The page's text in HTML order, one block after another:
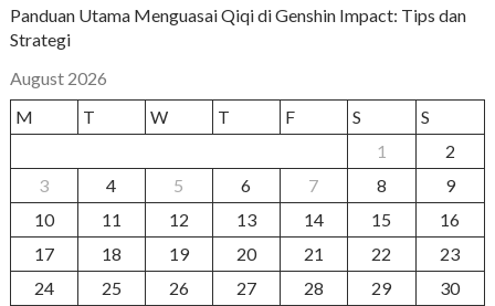
Panduan Utama Menguasai Qiqi di Genshin Impact: Tips dan
Strategi
August 2026
M
T W T F S
S
1
2
3
4 5 6 7 8
9
10
11 12 13 14 15
16
17
18 19 20 21 22
23
24
25 26 27 28 29
30